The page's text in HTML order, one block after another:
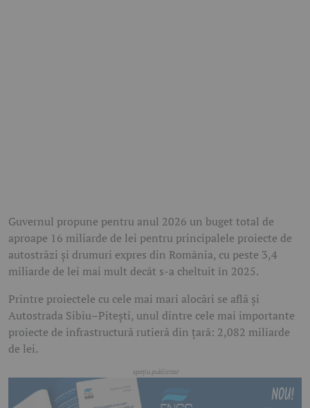
Guvernul propune pentru anul 2026 un buget total de
aproape 16 miliarde de lei pentru principalele proiecte de
autostrăzi și drumuri expres din România, cu peste 3,4
miliarde de lei mai mult decât s-a cheltuit în 2025.
Printre proiectele cu cele mai mari alocări se află și
Autostrada Sibiu–Pitești, unul dintre cele mai importante
proiecte de infrastructură rutieră din țară: 2,082 miliarde
de lei.